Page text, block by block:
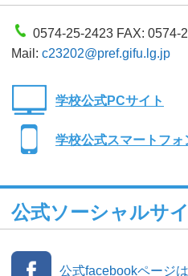
0574-25-2423 FAX: 0574-
Mail: c23202@pref.gifu.lg.jp
学校公式PCサイト
学校公式スマートフォ
公式ソーシャルサ
公式facebookページ